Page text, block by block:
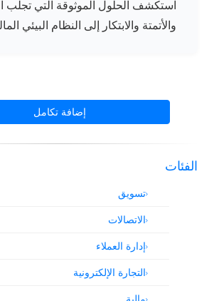
استكشف الحلول الموثوقة التي تجلب
والأتمتة والابتكار إلى النظام البيئي
إضافة تكامل
الفئات
تسويق
الاتصالات
إدارة العملاء
التجارة الإلكترونية